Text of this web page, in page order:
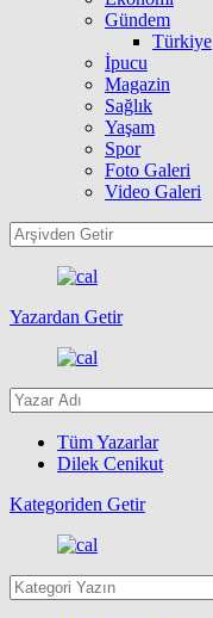
Gündem
Türkiye
İpucu
Magazin
Sağlık
Yaşam
Spor
Foto Galeri
Video Galeri
Yazardan Getir
Tüm Yazarlar
Dilek Cenikut
Kategoriden Getir